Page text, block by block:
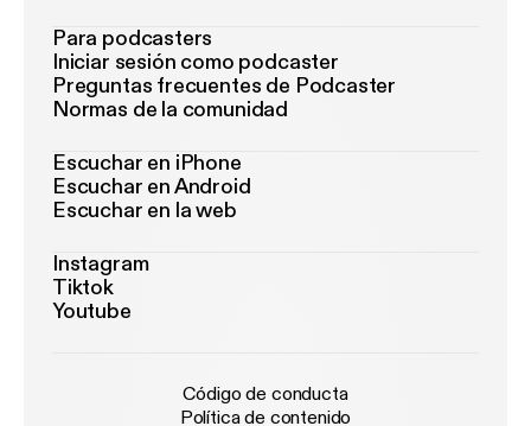
Para podcasters
Iniciar sesión como podcaster
Preguntas frecuentes de Podcaster
Normas de la comunidad
Escuchar en iPhone
Escuchar en Android
Escuchar en la web
Instagram
Tiktok
Youtube
Código de conducta
Política de contenido